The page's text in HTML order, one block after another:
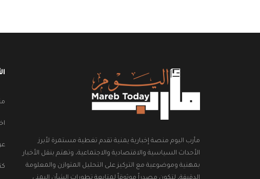
مأرب اليوم منصة إخبارية يمنية تقدم تغطية مستمرة لأبرز
الأحداث السياسية والاقتصادية والاجتماعية، وتهتم بنقل الأخبار
بمهنية وموضوعية مع التركيز على التحليل المتوازن والمعلومة